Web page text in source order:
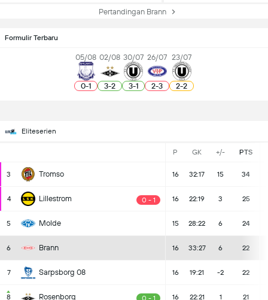
Pertandingan Brann
Formulir Terbaru
05/08
0-1
02/08
3-2
30/07
3-1
26/07
2-3
23/07
2-2
Eliteserien
P GK +/- PTS
3 Tromso 16 32:17 15 34
4 Lillestrom 0 - 1 16 22:19 3 25
5 Molde 15 28:22 6 24
6 Brann 16 33:27 6 22
7 Sarpsborg 08 16 19:21 -2 22
8 Rosenborg 0 - 1 16 22:21 1 21